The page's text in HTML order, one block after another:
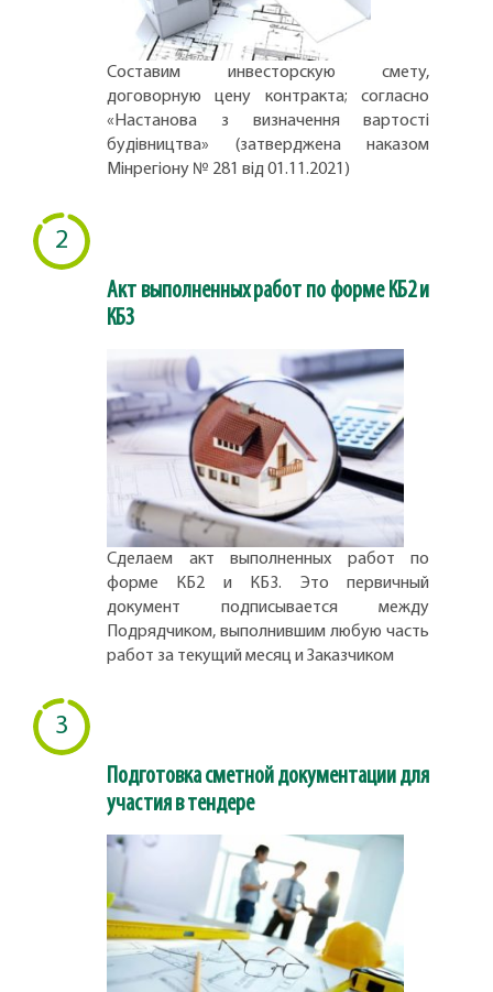
Составим инвесторскую смету,
договорную цену контракта; согласно
«Настанова з визначення вартості
будівництва» (затверджена наказом
Мінрегіону № 281 від 01.11.2021)
2
Акт выполненных работ по форме КБ2 и
КБ3
Сделаем акт выполненных работ по
форме КБ2 и КБ3. Это первичный
документ подписывается между
Подрядчиком, выполнившим любую часть
работ за текущий месяц и Заказчиком
3
Подготовка сметной документации для
участия в тендере